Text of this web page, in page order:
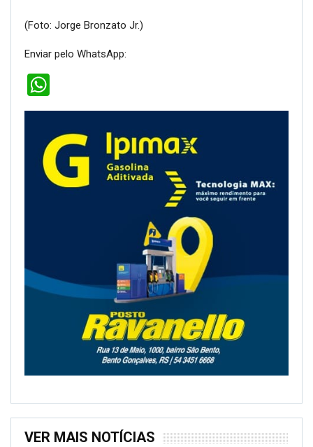
(Foto: Jorge Bronzato Jr.)
Enviar pelo WhatsApp:
VER MAIS NOTÍCIAS